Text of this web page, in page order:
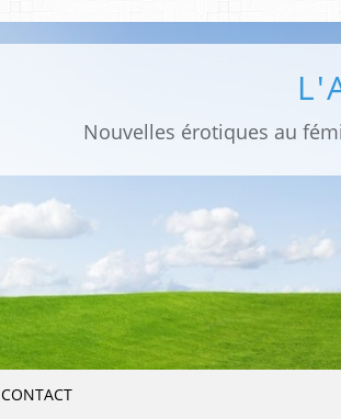
Nouvelles érotiques au
CONTACT